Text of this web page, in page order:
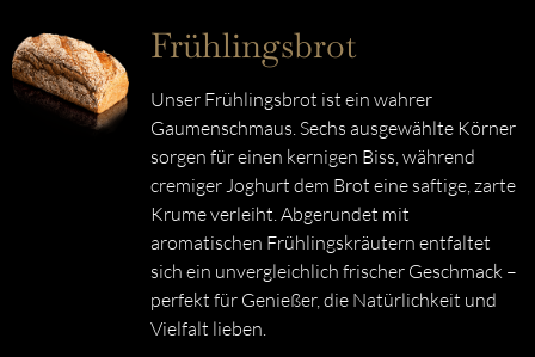
Frühlingsbrot
Unser Frühlingsbrot ist ein wahrer
Gaumenschmaus. Sechs ausgewählte Körner
sorgen für einen kernigen Biss, während
cremiger Joghurt dem Brot eine saftige, zarte
Krume verleiht. Abgerundet mit
aromatischen Frühlingskräutern entfaltet
sich ein unvergleichlich frischer Geschmack –
perfekt für Genießer, die Natürlichkeit und
Vielfalt lieben.